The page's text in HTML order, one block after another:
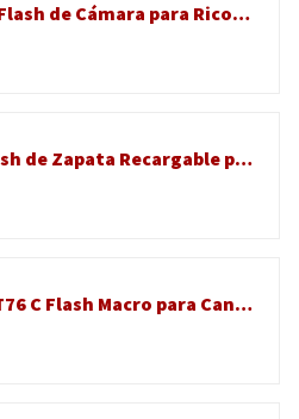
OPPWONG Flash de Cámara para RicohGR, 2 Modos Ajustables Luz de Flash de Zapata para Cámara Digital RicohGR4 GR3, Externo Recargable con Puerto Tipo C
Generic Flash de Zapata Recargable para GR4 GR3 GR3X Brillo Ajustable Ligero para Fotografía Al Aire Libre
Godox MF-T76 C Flash Macro para Canon MF T76 Doble Flash TTL Micro Flash 76Ws GN22.4 1,2s Reciclaje HSS 4 Twin Flashs con Cabezas Ajustables para Fotografía Macro Joyas Insectos Y Fotografía Dental